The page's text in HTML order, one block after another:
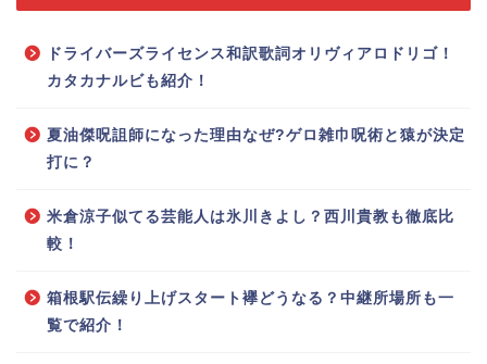
ドライバーズライセンス和訳歌詞オリヴィアロドリゴ！
カタカナルビも紹介！
夏油傑呪詛師になった理由なぜ?ゲロ雑巾呪術と猿が決定
打に？
米倉涼子似てる芸能人は氷川きよし？西川貴教も徹底比
較！
箱根駅伝繰り上げスタート襷どうなる？中継所場所も一
覧で紹介！